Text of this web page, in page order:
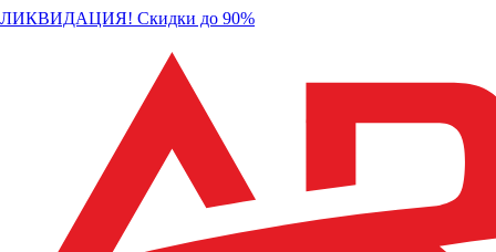
ЛИКВИДАЦИЯ! Скидки до 90%